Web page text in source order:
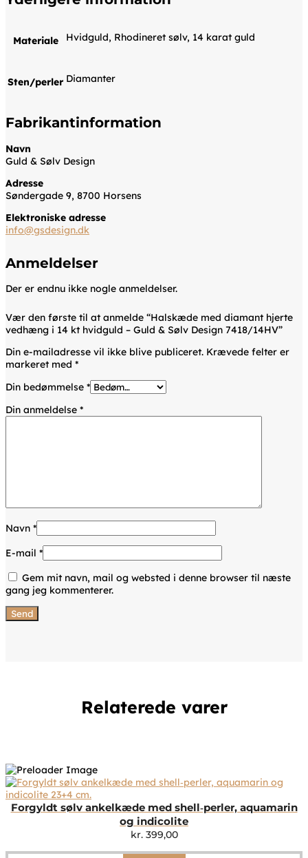
Materiale Hvidguld, Rhodineret sølv, 14 karat guld
Sten/perler Diamanter
Fabrikantinformation
Navn
Guld & Sølv Design
Adresse
Søndergade 9, 8700 Horsens
Elektroniske adresse
info@gsdesign.dk
Anmeldelser
Der er endnu ikke nogle anmeldelser.
Vær den første til at anmelde “Halskæde med diamant hjerte
vedhæng i 14 kt hvidguld – Guld & Sølv Design 7418/14HV”
Din e-mailadresse vil ikke blive publiceret. Krævede felter er
markeret med *
Din bedømmelse *
Din anmeldelse *
Navn *
E-mail *
Gem mit navn, mail og websted i denne browser til næste
gang jeg kommenterer.
Relaterede varer
Forgyldt sølv ankelkæde med shell‑perler, aquamarin
og indicolite
kr.399,00